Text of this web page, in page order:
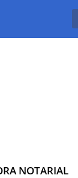
NOTARIAL